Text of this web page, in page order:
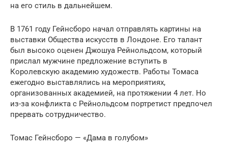
на его стиль в дальнейшем.
В 1761 году Гейнсборо начал отправлять картины на
выставки Общества искусств в Лондоне. Его талант
был высоко оценен Джошуа Рейнольдсом, который
прислал мужчине предложение вступить в
Королевскую академию художеств. Работы Томаса
ежегодно выставлялись на мероприятиях,
организованных академией, на протяжении 4 лет. Но
из-за конфликта с Рейнольдсом портретист предпочел
прервать сотрудничество.
Томас Гейнсборо — «Дама в голубом»